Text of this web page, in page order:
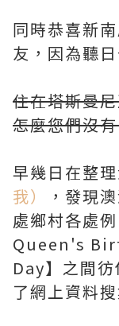
同時恭喜新
友，因為聽
住在塔斯曼
怎麼您們沒
早幾日在整
我）
，發現
處鄉村各處
Queen's
Day】之間
了網上資料